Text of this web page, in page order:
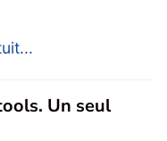
Un seul